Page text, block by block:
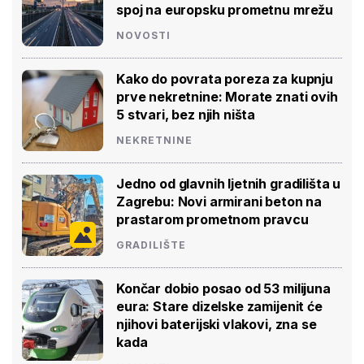
spoj na europsku prometnu mrežu
NOVOSTI
Kako do povrata poreza za kupnju
prve nekretnine: Morate znati ovih
5 stvari, bez njih ništa
NEKRETNINE
Jedno od glavnih ljetnih gradilišta u
Zagrebu: Novi armirani beton na
prastarom prometnom pravcu
GRADILIŠTE
Končar dobio posao od 53 milijuna
eura: Stare dizelske zamijenit će
njihovi baterijski vlakovi, zna se
kada